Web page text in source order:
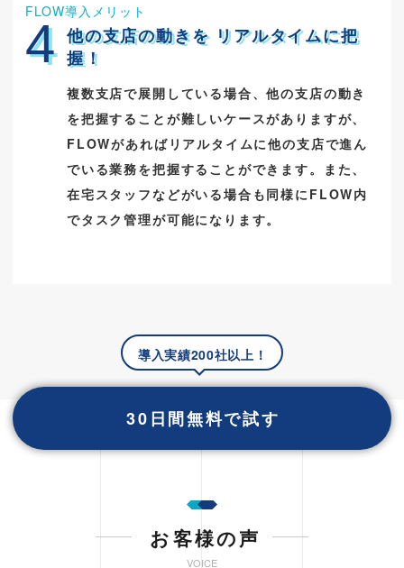
4
FLOW導入メリット
他の支店の動きをリアルタイムに把
握！
複数支店で展開している場合、他の支店の動き
を把握することが難しいケースがありますが、
FLOWがあればリアルタイムに他の支店で進ん
でいる業務を把握することができます。また、
在宅スタッフなどがいる場合も同様にFLOW内
でタスク管理が可能になります。
30日間無料で試す
導入実績200社以上！
お客様の声
VOICE